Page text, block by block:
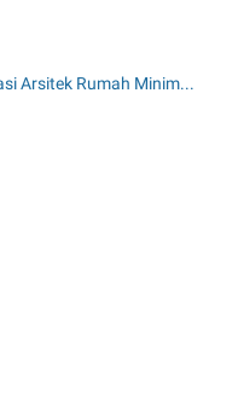
Arsitek Rumah Minim...